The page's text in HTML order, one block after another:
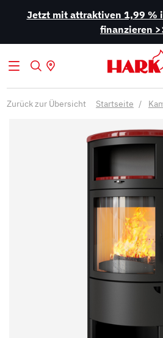
Jetzt mit attraktiven 1,99 %
finanzieren
Zurück zur Übersicht Startseite